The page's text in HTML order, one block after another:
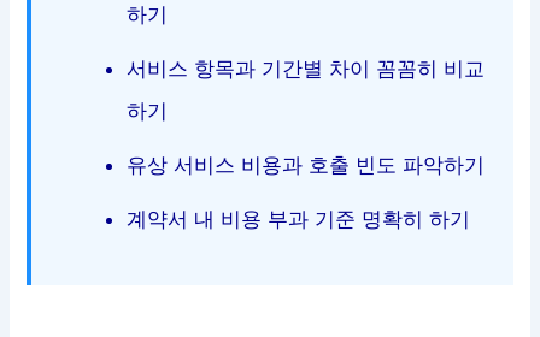
하기
서비스 항목과 기간별 차이 꼼꼼히 비교
하기
유상 서비스 비용과 호출 빈도 파악하기
계약서 내 비용 부과 기준 명확히 하기